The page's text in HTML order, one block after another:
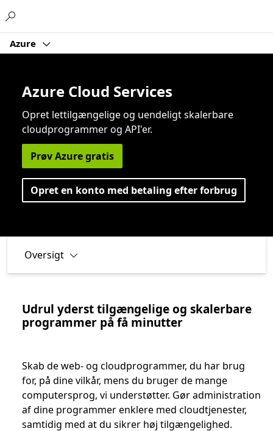
Azure
Azure Cloud Services
Opret lettilgængelige og uendeligt skalerbare
cloudprogrammer og API'er.
Prøv Azure gratis
Opret en konto med betaling efter forbrug
Oversigt
Udrul yderst tilgængelige og skalerbare
programmer på få minutter
Skab de web- og cloudprogrammer, du har brug
for, på dine vilkår, mens du bruger de mange
computersprog, vi understøtter. Gør administration
af dine programmer enklere med cloudtjenester,
samtidig med at du sikrer høj tilgængelighed.